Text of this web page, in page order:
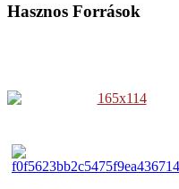
Hasznos Források